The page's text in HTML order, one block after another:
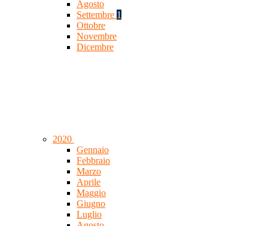
Agosto
Settembre 1
Ottobre
Novembre
Dicembre
2020
Gennaio
Febbraio
Marzo
Aprile
Maggio
Giugno
Luglio